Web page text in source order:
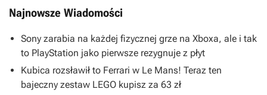
Najnowsze Wiadomości
Sony zarabia na każdej fizycznej grze na Xboxa, ale i tak
to PlayStation jako pierwsze rezygnuje z płyt
Kubica rozsławił to Ferrari w Le Mans! Teraz ten
bajeczny zestaw LEGO kupisz za 63 zł